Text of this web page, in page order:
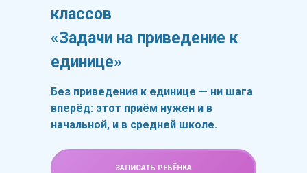
ЗАПИСАТЬ РЕБЁНКА
классов
«Задачи на приведение к
единице»
Без приведения к единице — ни шага
вперёд: этот приём нужен и в
начальной, и в средней школе.